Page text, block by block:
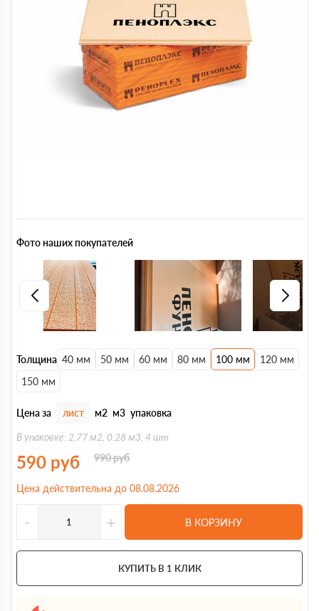
Толщина 40 мм 50 мм 60 мм 80 мм 100 мм
120 мм
150 мм
Цена за лист м2 м3 упаковка
В упаковке: 2.77 м2, 0.28 м3, 4 шт
590 руб 990руб
Цена действительна до 08.08.2026
- + В КОРЗИНУ
КУПИТЬ В 1 КЛИК
Фото наших покупателей